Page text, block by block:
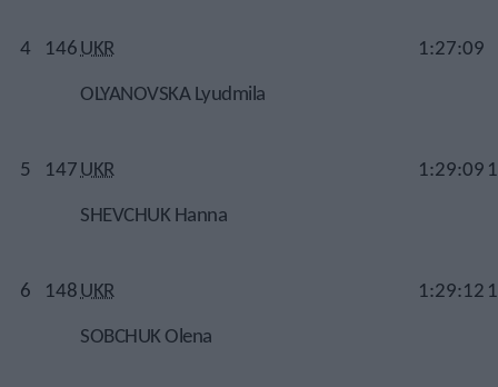
4 146UKR
OLYANOVSKA Lyudmila
1:27:09
5 147UKR
SHEVCHUK Hanna
1:29:09
6 148UKR
SOBCHUK Olena
1:29:12